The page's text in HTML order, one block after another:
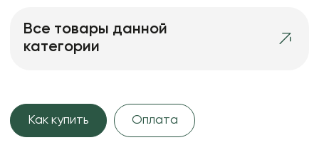
Все товары данной
категории
Как купить Оплата